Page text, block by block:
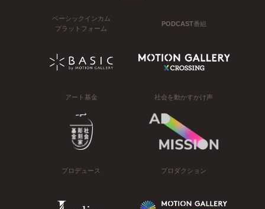
ベーシックインカム
プラットフォーム
PODCAST番組
アート基金 社会を動かすかけ声
プロデュース プロダクション